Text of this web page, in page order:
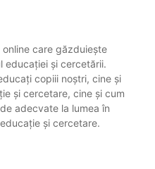
care găzduiește
educației și cercetării.
copiii noștri, cine și
și cercetare, cine și cum
adecvate la lumea în
și cercetare.